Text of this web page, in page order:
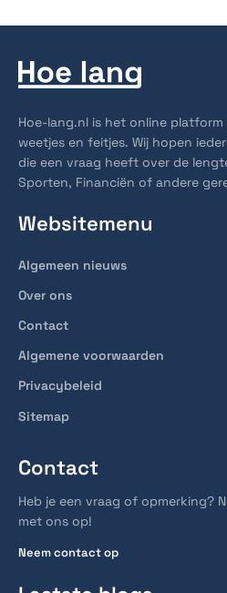
Hoe-lang.nl is het online
weetjes en feitjes. Wij hopen
die een vraag heeft over de
Sporten, Financiën of andere
Websitemenu
Algemeen nieuws
Over ons
Contact
Algemene voorwaarden
Privacybeleid
Sitemap
Contact
Heb je een vraag of opmerking?
met ons op!
Neem contact op